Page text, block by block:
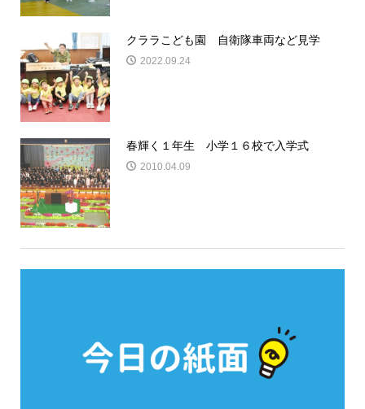
クララこども園 自衛隊車両など見学
2022.09.24
春輝く１年生 小学１６校で入学式
2010.04.09